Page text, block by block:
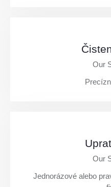
Our
Our
Jednorázové alebo